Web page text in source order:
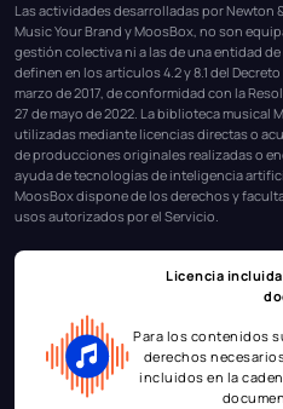
Las actividades desarrolladas por Newton
Music Your Brand y MoosBox, no son
gestión colectiva ni a las de una entidad
definen en los artículos 4.2 y 8.1 del
marzo de 2017, de conformidad con la
27 de mayo de 2022. La biblioteca
utilizadas mediante licencias directas o
de producciones originales realizadas o
ayuda de tecnologías de inteligencia
MoosBox dispone de los derechos y
usos autorizados por el Servicio.
Licencia
Para los contenidos
derechos
incluidos en la